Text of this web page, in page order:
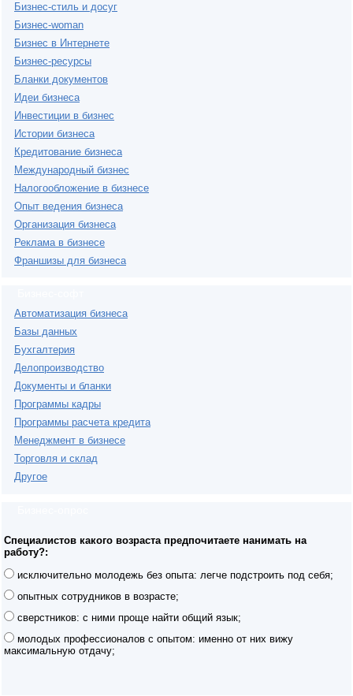
Бизнес-стиль и досуг
Бизнес-woman
Бизнес в Интернете
Бизнес-ресурсы
Бланки документов
Идеи бизнеса
Инвестиции в бизнес
Истории бизнеса
Кредитование бизнеса
Международный бизнес
Налогообложение в бизнесе
Опыт ведения бизнеса
Организация бизнеса
Реклама в бизнесе
Франшизы для бизнеса
Автоматизация бизнеса
Базы данных
Бухгалтерия
Делопроизводство
Документы и бланки
Программы кадры
Программы расчета кредита
Менеджмент в бизнесе
Торговля и склад
Другое
Специалистов какого возраста предпочитаете нанимать на
работу?:
исключительно молодежь без опыта: легче подстроить под себя;
опытных сотрудников в возрасте;
сверстников: с ними проще найти общий язык;
молодых профессионалов с опытом: именно от них вижу
максимальную отдачу;